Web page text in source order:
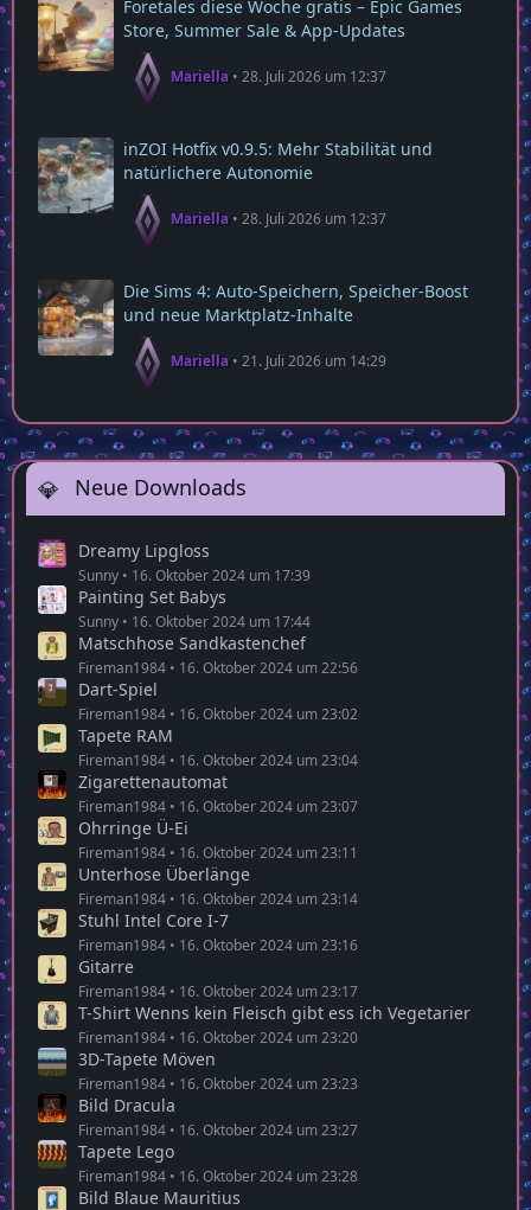
Foretales diese Woche gratis – Epic Games
Store, Summer Sale & App‑Updates
Mariella 28. Juli 2026 um 12:37
inZOI Hotfix v0.9.5: Mehr Stabilität und
natürlichere Autonomie
Mariella 28. Juli 2026 um 12:37
Die Sims 4: Auto‑Speichern, Speicher‑Boost
und neue Marktplatz‑Inhalte
Mariella 21. Juli 2026 um 14:29
Neue Downloads
Dreamy Lipgloss
Sunny 16. Oktober 2024 um 17:39
Painting Set Babys
Sunny 16. Oktober 2024 um 17:44
Matschhose Sandkastenchef
Fireman1984 16. Oktober 2024 um 22:56
Dart-Spiel
Fireman1984 16. Oktober 2024 um 23:02
Tapete RAM
Fireman1984 16. Oktober 2024 um 23:04
Zigarettenautomat
Fireman1984 16. Oktober 2024 um 23:07
Ohrringe Ü-Ei
Fireman1984 16. Oktober 2024 um 23:11
Unterhose Überlänge
Fireman1984 16. Oktober 2024 um 23:14
Stuhl Intel Core I-7
Fireman1984 16. Oktober 2024 um 23:16
Gitarre
Fireman1984 16. Oktober 2024 um 23:17
T-Shirt Wenns kein Fleisch gibt ess ich Vegetarier
Fireman1984 16. Oktober 2024 um 23:20
3D-Tapete Möven
Fireman1984 16. Oktober 2024 um 23:23
Bild Dracula
Fireman1984 16. Oktober 2024 um 23:27
Tapete Lego
Fireman1984 16. Oktober 2024 um 23:28
Bild Blaue Mauritius